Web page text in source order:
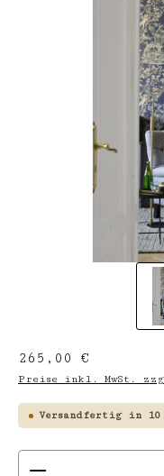
Regulärer Preis:
265,00 €
Preise inkl. MwSt.
Versandfertig in
Produkt